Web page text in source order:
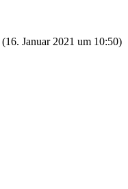
(16. Januar 2021 um 10:50)